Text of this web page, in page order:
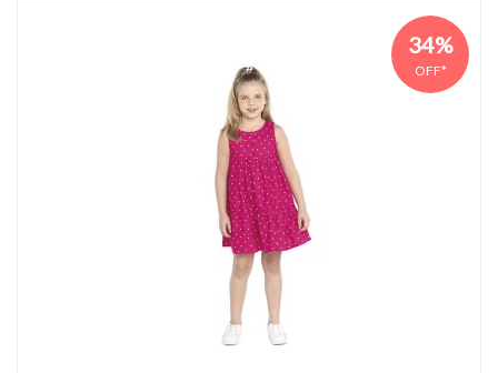
34%
OFF*